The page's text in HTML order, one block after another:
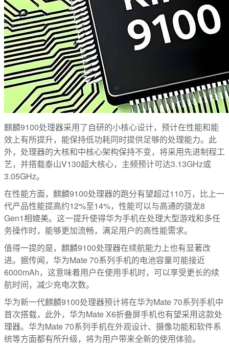
麒麟9100处理器采用了自研的小核心设计，预计在性能和能
效上有所提升，能保持低功耗同时提供足够的处理能力。此
外，处理器的大核和中核心架构保持不变，将采用先进制程工
艺，并搭载泰山V130超大核心，主频预计可达3.13GHz或
3.05GHz。
在性能方面，麒麟9100处理器的跑分有望超过110万，比上一
代产品性能提高约12%至14%，性能可以与高通的骁龙8
Gen1相媲美。这一提升使得华为手机在处理大型游戏和多任
务操作时，能够更加流畅，满足用户的高性能需求。
值得一提的是，麒麟9100处理器在续航能力上也有显著改
进。据传闻，华为Mate 70系列手机的电池容量可能接近
6000mAh，这意味着用户在使用手机时，可以享受更长的续
航时间，减少充电次数。
华为新一代麒麟9100处理器预计将在华为Mate 70系列手机中
首次搭载，此外，华为Mate X6折叠屏手机也有望采用这款处
理器。华为Mate 70系列手机在外观设计、摄像功能和软件系
统等方面都有所升级，将为用户带来全新的使用体验。